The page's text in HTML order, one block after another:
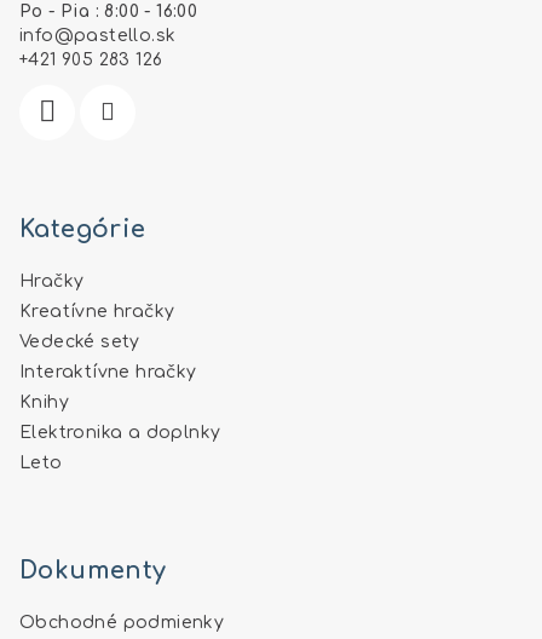
Po - Pia : 8:00 - 16:00
info @pastello.sk
+421 905 283 126
Kategórie
Hračky
Kreatívne hračky
Vedecké sety
Interaktívne hračky
Knihy
Elektronika a doplnky
Leto
Dokumenty
Obchodné podmienky